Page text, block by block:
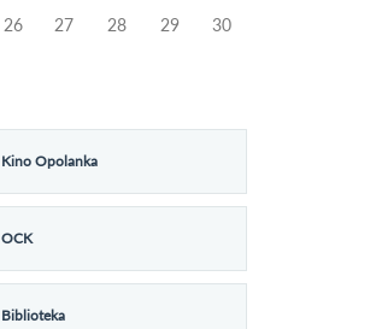
26 27 28 29 30
Kino Opolanka
OCK
Biblioteka